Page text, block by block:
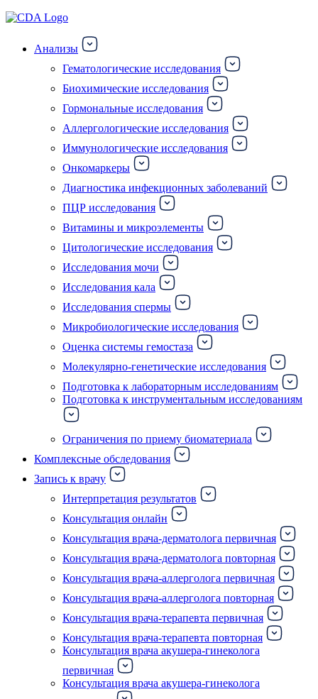
Анализы
Гематологические исследования
Биохимические исследования
Гормональные исследования
Аллергологические исследования
Иммунологические исследования
Онкомаркеры
Диагностика инфекционных заболеваний
ПЦР исследования
Витамины и микроэлементы
Цитологические исследования
Исследования мочи
Исследования кала
Исследования спермы
Микробиологические исследования
Оценка системы гемостаза
Молекулярно-генетические исследования
Подготовка к лабораторным исследованиям
Подготовка к инструментальным исследованиям
Ограничения по приему биоматериала
Комплексные обследования
Запись к врачу
Интерпретация результатов
Консультация онлайн
Консультация врача-дерматолога первичная
Консультация врача-дерматолога повторная
Консультация врача-аллерголога первичная
Консультация врача-аллерголога повторная
Консультация врача-терапевта первичная
Консультация врача-терапевта повторная
Консультация врача акушера-гинеколога
первичная
Консультация врача акушера-гинеколога